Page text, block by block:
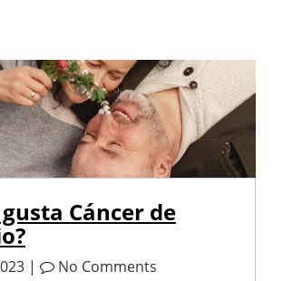
Cáncer de
| No Comments